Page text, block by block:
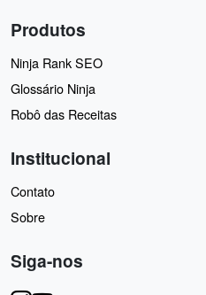
Produtos
Ninja Rank SEO
Glossário Ninja
Robô das Receitas
Institucional
Contato
Sobre
Siga-nos